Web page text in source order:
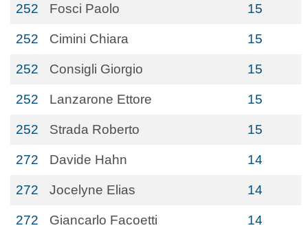
252 Fosci Paolo 15
252 Cimini Chiara 15
252 Consigli Giorgio 15
252 Lanzarone Ettore 15
252 Strada Roberto 15
272 Davide Hahn 14
272 Jocelyne Elias 14
272 Giancarlo Facoetti 14